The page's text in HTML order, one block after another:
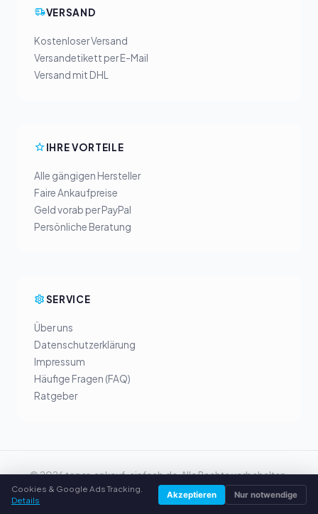
VERSAND
Kostenloser Versand
Versandetikett per E-Mail
Versand mit DHL
IHRE VORTEILE
Alle gängigen Hersteller
Faire Ankaufpreise
Geld vorab per PayPal
Persönliche Beratung
SERVICE
Über uns
Datenschutzerklärung
Impressum
Häufige Fragen (FAQ)
Ratgeber
© 2026 toner-ankauf-einfach.de. Alle Rechte vorbehalten.
Toner verkaufen in Ihrer Stadt
Cookies & Google Ads Tracking.
Details
Akzeptieren Nur notwendige